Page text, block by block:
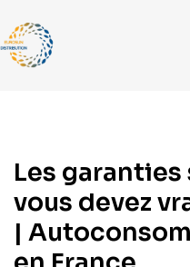
Les garanties
vous devez
|